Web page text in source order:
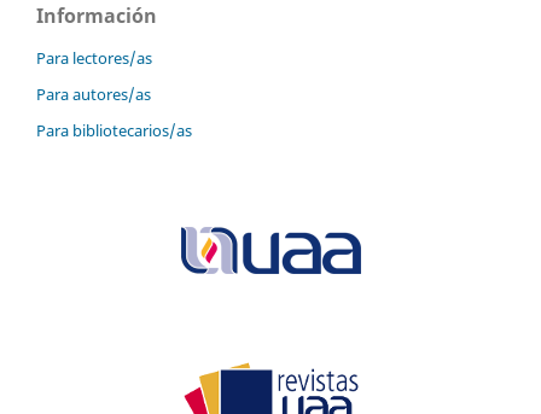
Información
Para lectores/as
Para autores/as
Para bibliotecarios/as